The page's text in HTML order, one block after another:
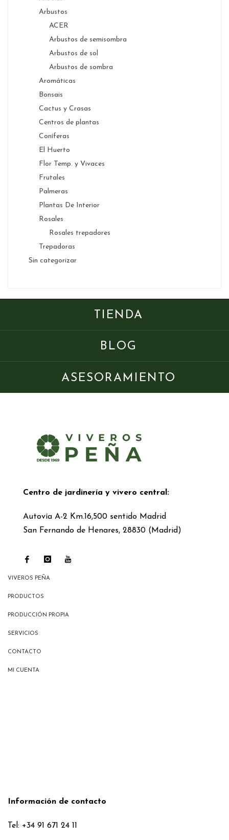
Arbustos
ACER
Arbustos de semisombra
Arbustos de sol
Arbustos de sombra
Aromáticas
Bonsais
Cactus y Crasas
Centros de plantas
Coníferas
El Huerto
Flor Temp. y Vivaces
Frutales
Palmeras
Plantas De Interior
Rosales
Rosales trepadores
Trepadoras
Sin categorizar
TIENDA
BLOG
ASESORAMIENTO
Centro de jardinería y vivero central:
Autovía A-2 Km.16,500 sentido Madrid
San Fernando de Henares, 28830 (Madrid)
VIVEROS PEÑA
PRODUCTOS
PRODUCCIÓN PROPIA
SERVICIOS
CONTACTO
MI CUENTA
Información de contacto
Tel: +34 91 671 24 11